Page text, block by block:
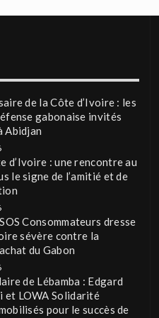
de la Côte d’Ivoire : les
gabonaise invités
Abidjan
d’Ivoire : une rencontre au
le signe de l’amitié et de
Consommateurs dresse
sévère contre la
du Gabon
de Lébamba : Edgard
et LOWA Solidarité
pour le succès de